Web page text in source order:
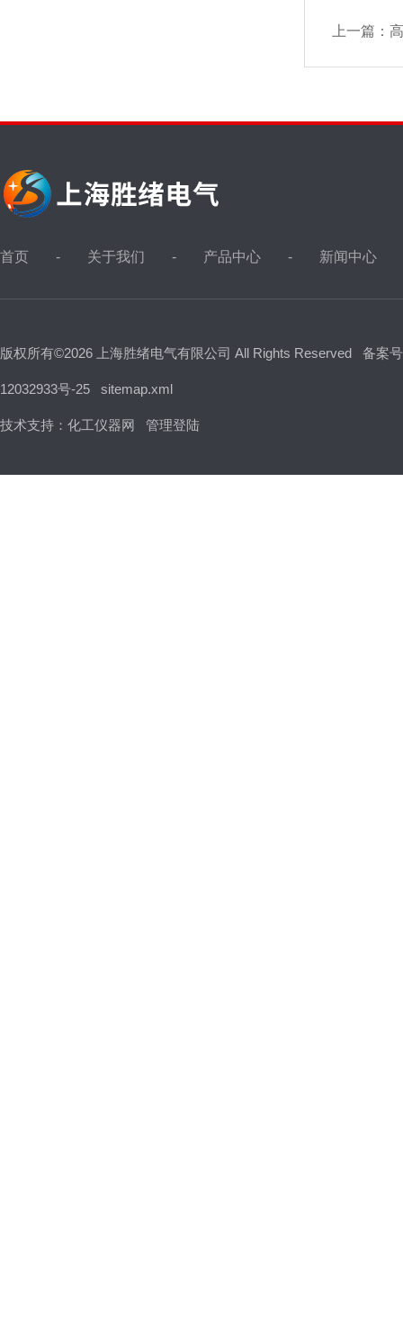
上一篇：
首页 关于我们 产品中心 新闻中心
版权所有©2026 上海胜绪电气有限公司 All Rights Reserved 备案
12032933号-25 sitemap.xml
技术支持： 化工仪器网 管理登陆